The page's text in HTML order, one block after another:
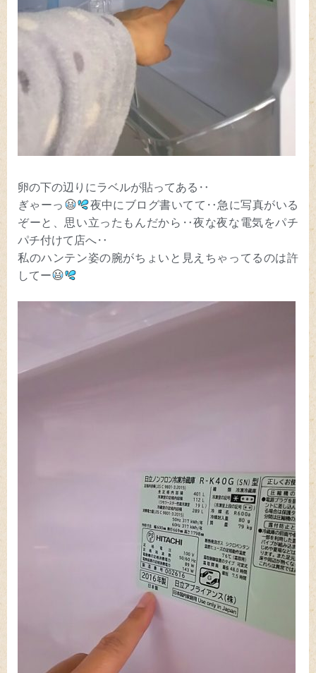
卵の下の辺りにラベルが貼ってある‥
ぎゃーっ
夜中にブログ書いてて‥急に写真がいる
ぞーと、思い立ったもんだから‥夜な夜な電気をパチ
パチ付けて店へ‥
私のハンテン姿の腕がちょいと見えちゃってるのは許
してー